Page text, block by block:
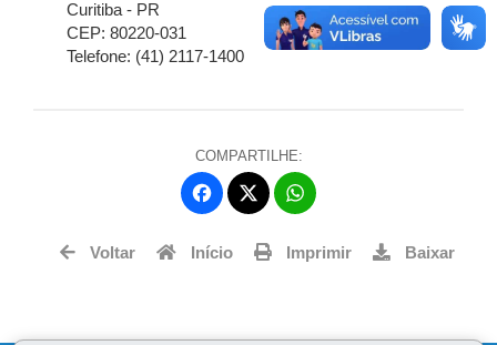
Curitiba - PR
CEP: 80220-031
Telefone: (41) 2117-1400
COMPARTILHE:
Fa
ce
bo
itt
ts
Voltar Início Imprimir Baixar